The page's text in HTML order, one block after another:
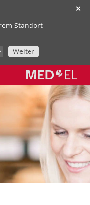
✕
Standort
Weiter